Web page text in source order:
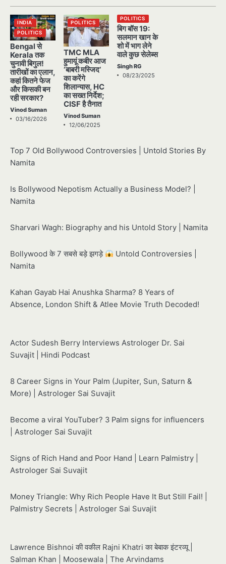
INDIA
POLITICS
Bengal से
Kerala तक
चुनावी बिगुल!
तारीखों का एलान,
कहां कितने फेज
और किसकी बन
रही सरकार?
Vinod Suman
03/16/2026
POLITICS
TMC MLA
हुमायूं कबीर आज
‘बाबरी मस्जिद’
का करेंगे
शिलान्यास, HC
का सख्त निर्देश;
CISF है तैनात
Vinod Suman
12/06/2025
POLITICS
बिग बॉस 19:
सलमान खान के
शो में भाग लेने
वाले कुछ सेलेब्स
Singh RG
08/23/2025
Top 7 Old Bollywood Controversies | Untold Stories By
Namita
Is Bollywood Nepotism Actually a Business Model? |
Namita
Sharvari Wagh: Biography and his Untold Story | Namita
Bollywood के 7 सबसे बड़े झगड़े
Untold Controversies |
Namita
Kahan Gayab Hai Anushka Sharma? 8 Years of
Absence, London Shift & Atlee Movie Truth Decoded!
Actor Sudesh Berry Interviews Astrologer Dr. Sai
Suvajit | Hindi Podcast
8 Career Signs in Your Palm (Jupiter, Sun, Saturn &
More) | Astrologer Sai Suvajit
Become a viral YouTuber? 3 Palm signs for influencers
| Astrologer Sai Suvajit
Signs of Rich Hand and Poor Hand | Learn Palmistry |
Astrologer Sai Suvajit
Money Triangle: Why Rich People Have It But Still Fail! |
Palmistry Secrets | Astrologer Sai Suvajit
Lawrence Bishnoi की वकील Rajni Khatri का बेबाक इंटरव्यू |
Salman Khan | Moosewala | The Arvindams